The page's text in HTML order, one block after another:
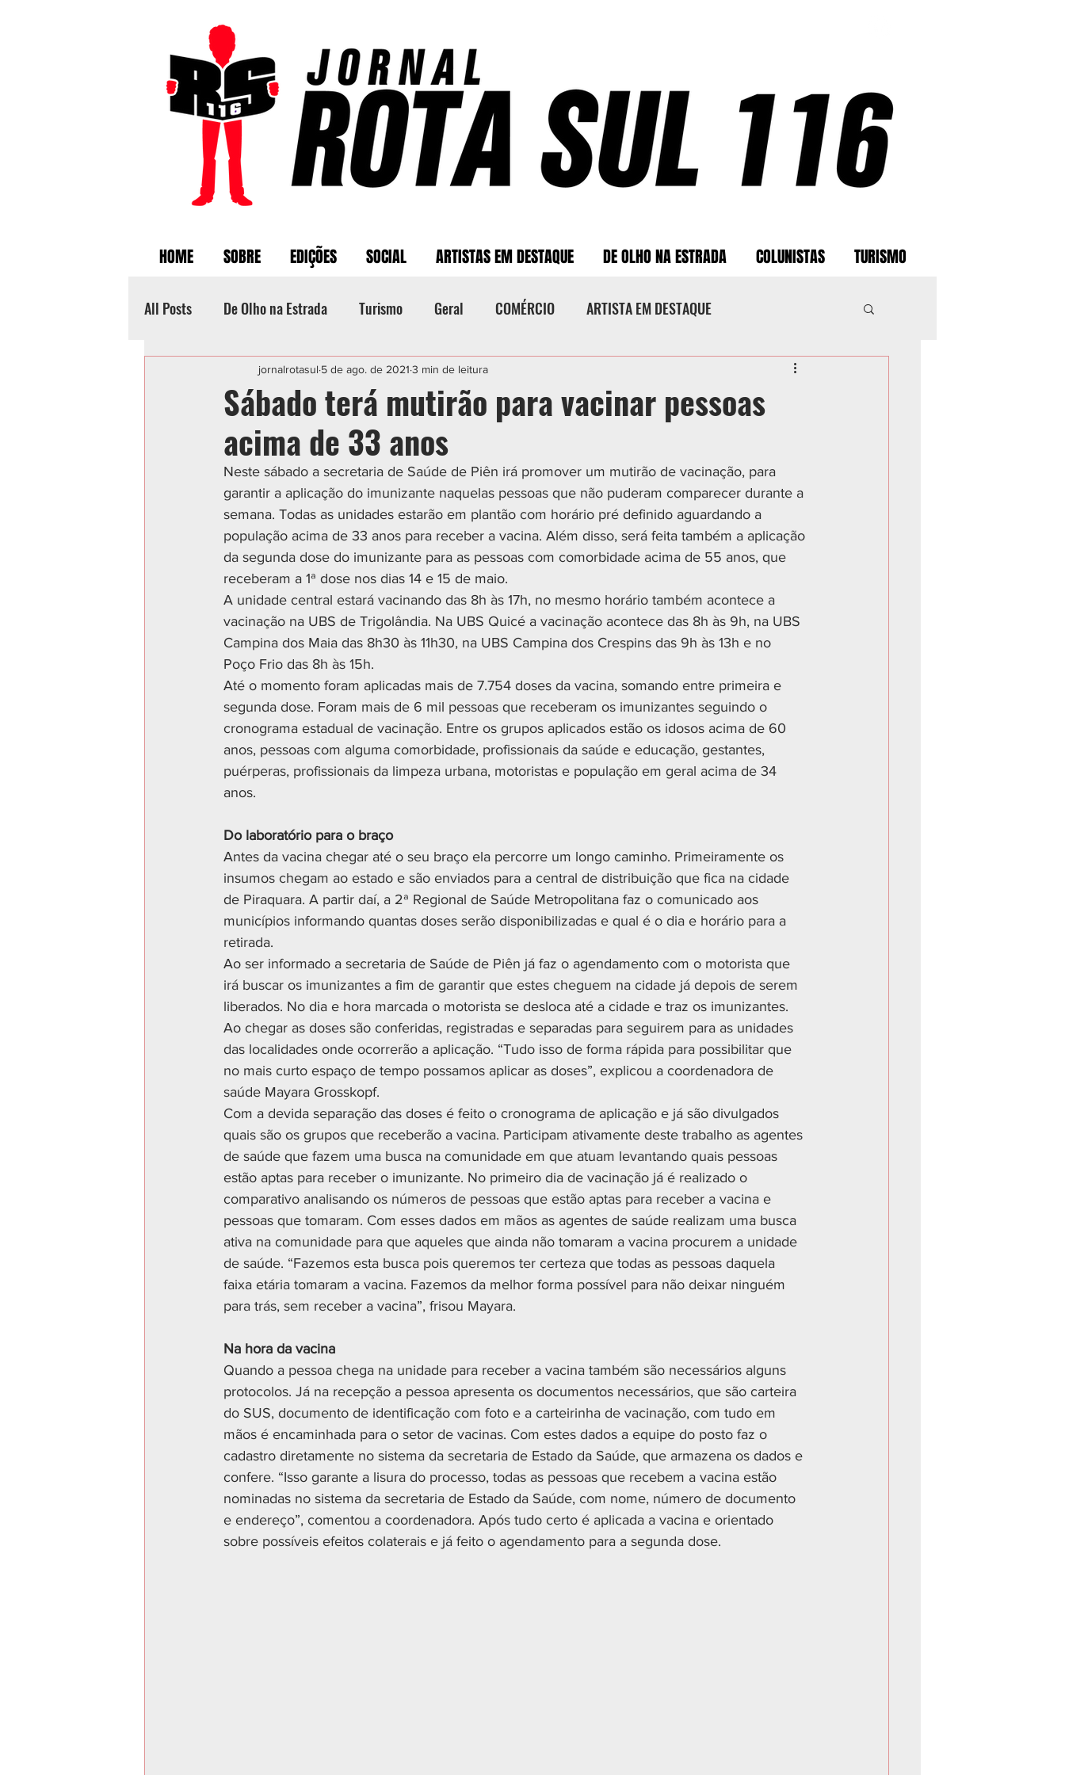
HOME SOBRE EDIÇÕES SOCIAL ARTISTAS EM DESTAQUE DE OLHO NA ESTRADA COLUNISTAS TURISMO
All Posts De Olho na Estrada Turismo Geral COMÉRCIO ARTISTA EM DESTAQUE
Categoria sem título POLICIAL ESPORTE CIDADES
Sábado terá mutirão para vacinar pessoas
acima de 33 anos
jornalrotasul 5 de ago. de 2021 3 min de leitura
Neste sábado a secretaria de Saúde de Piên irá promover um mutirão de vacinação, para
garantir a aplicação do imunizante naquelas pessoas que não puderam comparecer durante a
semana. Todas as unidades estarão em plantão com horário pré definido aguardando a
população acima de 33 anos para receber a vacina. Além disso, será feita também a aplicação
da segunda dose do imunizante para as pessoas com comorbidade acima de 55 anos, que
receberam a 1ª dose nos dias 14 e 15 de maio.
A unidade central estará vacinando das 8h às 17h, no mesmo horário também acontece a
vacinação na UBS de Trigolândia. Na UBS Quicé a vacinação acontece das 8h às 9h, na UBS
Campina dos Maia das 8h30 às 11h30, na UBS Campina dos Crespins das 9h às 13h e no
Poço Frio das 8h às 15h.
Até o momento foram aplicadas mais de 7.754 doses da vacina, somando entre primeira e
segunda dose. Foram mais de 6 mil pessoas que receberam os imunizantes seguindo o
cronograma estadual de vacinação. Entre os grupos aplicados estão os idosos acima de 60
anos, pessoas com alguma comorbidade, profissionais da saúde e educação, gestantes,
puérperas, profissionais da limpeza urbana, motoristas e população em geral acima de 34
anos.
Do laboratório para o braço
Antes da vacina chegar até o seu braço ela percorre um longo caminho. Primeiramente os
insumos chegam ao estado e são enviados para a central de distribuição que fica na cidade
de Piraquara. A partir daí, a 2ª Regional de Saúde Metropolitana faz o comunicado aos
municípios informando quantas doses serão disponibilizadas e qual é o dia e horário para a
retirada.
Ao ser informado a secretaria de Saúde de Piên já faz o agendamento com o motorista que
irá buscar os imunizantes a fim de garantir que estes cheguem na cidade já depois de serem
liberados. No dia e hora marcada o motorista se desloca até a cidade e traz os imunizantes.
Ao chegar as doses são conferidas, registradas e separadas para seguirem para as unidades
das localidades onde ocorrerão a aplicação. “Tudo isso de forma rápida para possibilitar que
no mais curto espaço de tempo possamos aplicar as doses”, explicou a coordenadora de
saúde Mayara Grosskopf.
Com a devida separação das doses é feito o cronograma de aplicação e já são divulgados
quais são os grupos que receberão a vacina. Participam ativamente deste trabalho as agentes
de saúde que fazem uma busca na comunidade em que atuam levantando quais pessoas
estão aptas para receber o imunizante. No primeiro dia de vacinação já é realizado o
comparativo analisando os números de pessoas que estão aptas para receber a vacina e
pessoas que tomaram. Com esses dados em mãos as agentes de saúde realizam uma busca
ativa na comunidade para que aqueles que ainda não tomaram a vacina procurem a unidade
de saúde. “Fazemos esta busca pois queremos ter certeza que todas as pessoas daquela
faixa etária tomaram a vacina. Fazemos da melhor forma possível para não deixar ninguém
para trás, sem receber a vacina”, frisou Mayara.
Na hora da vacina
Quando a pessoa chega na unidade para receber a vacina também são necessários alguns
protocolos. Já na recepção a pessoa apresenta os documentos necessários, que são carteira
do SUS, documento de identificação com foto e a carteirinha de vacinação, com tudo em
mãos é encaminhada para o setor de vacinas. Com estes dados a equipe do posto faz o
cadastro diretamente no sistema da secretaria de Estado da Saúde, que armazena os dados e
confere. “Isso garante a lisura do processo, todas as pessoas que recebem a vacina estão
nominadas no sistema da secretaria de Estado da Saúde, com nome, número de documento
e endereço”, comentou a coordenadora. Após tudo certo é aplicada a vacina e orientado
sobre possíveis efeitos colaterais e já feito o agendamento para a segunda dose.